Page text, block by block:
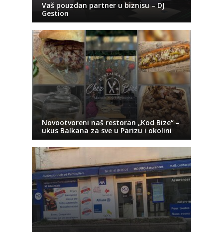
Vaš pouzdan partner u biznisu – DJ
Gestion
Novootvoreni naš restoran „Kod Bize“ –
ukus Balkana za sve u Parizu i okolini